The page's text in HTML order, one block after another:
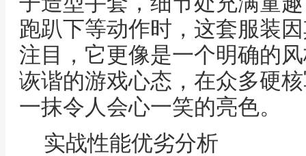
跑趴下等动作时，这套服装
注目，它更像是一个明确的
诙谐的游戏心态，在众多硬
一抹令人会心一笑的亮色。
实战性能优劣分析